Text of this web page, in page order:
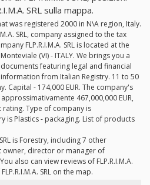
SRL sulla mappa.
was registered 2000 in N\A region, Italy.
SRL, company assigned to the tax
FLP.R.I.M.A. SRL is located at the
(VI) - ITALY. We brings you a
featuring legal and financial
from Italian Registry. 11 to 50
Capital - 174,000 EUR. The company's
467,000,000 EUR,
Type of company is
is Plastics - packaging. List of products
is Forestry, including 7 other
director or manager of
also can view reviews of FLP.R.I.M.A.
SRL on the map.